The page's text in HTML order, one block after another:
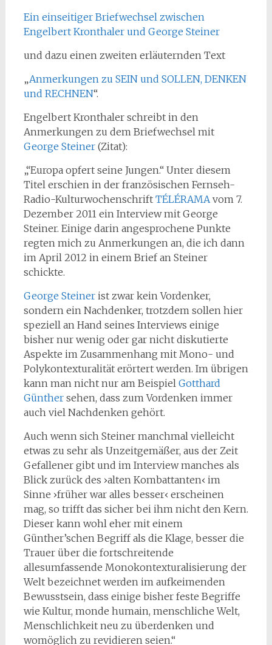
Ein einseitiger Briefwechsel zwischen
Engelbert Kronthaler und George Steiner
und dazu einen zweiten erläuternden Text
„Anmerkungen zu SEIN und SOLLEN, DENKEN
und RECHNEN“.
Engelbert Kronthaler schreibt in den
Anmerkungen zu dem Briefwechsel mit
George Steiner(Zitat):
„“Europa opfert seine Jungen.“ Unter diesem
Titel erschien in der französischen Fernseh-
Radio-Kulturwochenschrift TÉLÉRAMAvom 7.
Dezember 2011 ein Interview mit George
Steiner. Einige darin angesprochene Punkte
regten mich zu Anmerkungen an, die ich dann
im April 2012 in einem Brief an Steiner
schickte.
George Steinerist zwar kein Vordenker,
sondern ein Nachdenker, trotzdem sollen hier
speziell an Hand seines Interviews einige
bisher nur wenig oder gar nicht diskutierte
Aspekte im Zusammenhang mit Mono- und
Polykontexturalität erörtert werden. Im übrigen
kann man nicht nur am Beispiel Gotthard
Günthersehen, dass zum Vordenken immer
auch viel Nachdenken gehört.
Auch wenn sich Steiner manchmal vielleicht
etwas zu sehr als Unzeitgemäßer, aus der Zeit
Gefallener gibt und im Interview manches als
Blick zurück des ›alten Kombattanten‹ im
Sinne ›früher war alles besser‹ erscheinen
mag, so trifft das sicher bei ihm nicht den Kern.
Dieser kann wohl eher mit einem
Günther’schen Begriff als die Klage, besser die
Trauer über die fortschreitende
allesumfassende Monokontexturalisierung der
Welt bezeichnet werden im aufkeimenden
Bewusstsein, dass einige bisher feste Begriffe
wie Kultur, monde humain, menschliche Welt,
Menschlichkeit neu zu überdenken und
womöglich zu revidieren seien.“